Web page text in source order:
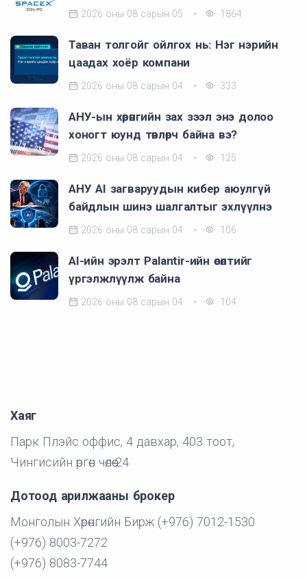
2026 оны 08 сарын 05 1864
Таван толгойг ойлгох нь: Нэг нэрийн
цаадах хоёр компани
2026 оны 08 сарын 04 333
АНУ-ын хөрөнгийн зах зээл энэ долоо
хоногт юунд төвлөрч байна вэ?
2026 оны 08 сарын 04 125
АНУ AI загваруудын кибер аюулгүй
байдлын шинэ шалгалтыг эхлүүлнэ
2026 оны 08 сарын 04 106
AI-ийн эрэлт Palantir-ийн өсөлтийг
үргэлжлүүлж байна
2026 оны 08 сарын 04 104
Хаяг
Парк Плэйс оффис, 4 давхар, 403 тоот,
Чингисийн өргөн чөлөө-24
Дотоод арилжааны брокер
Монголын Хөрөнгийн Бирж (+976) 7012-1530
(+976) 8003-7272
(+976) 8083-7744